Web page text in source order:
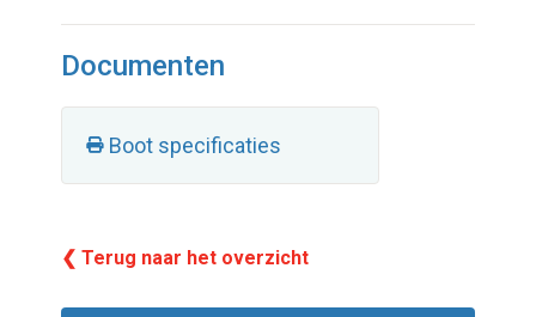
Documenten
Boot specificaties
❮ Terug naar het overzicht